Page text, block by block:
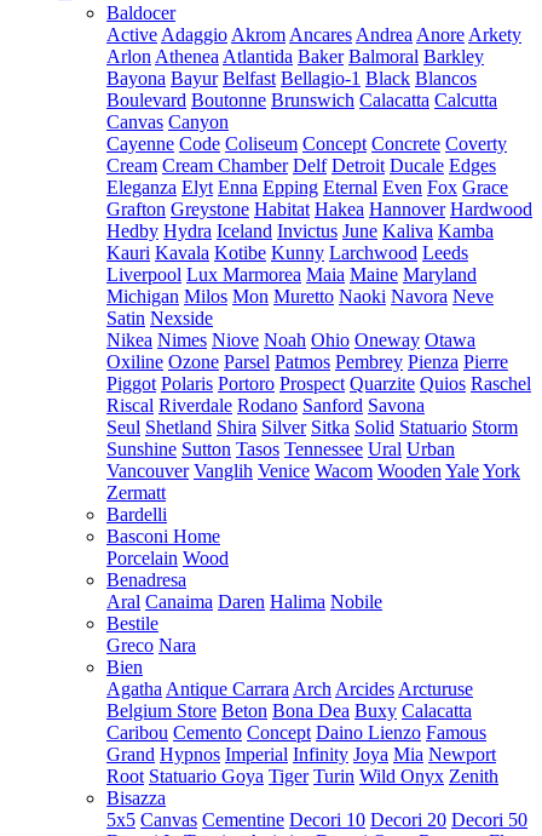
Baldocer
Active Adaggio Akrom Ancares Andrea Anore Arkety
Arlon Athenea Atlantida Baker Balmoral Barkley
Bayona Bayur Belfast Bellagio-1 Black Blancos
Boulevard Boutonne Brunswich Calacatta Calcutta
Canvas Canyon
Cayenne Code Coliseum Concept Concrete Coverty
Cream Cream Chamber Delf Detroit Ducale Edges
Eleganza Elyt Enna Epping Eternal Even Fox Grace
Grafton Greystone Habitat Hakea Hannover Hardwood
Hedby Hydra Iceland Invictus June Kaliva Kamba
Kauri Kavala Kotibe Kunny Larchwood Leeds
Liverpool Lux Marmorea Maia Maine Maryland
Michigan Milos Mon Muretto Naoki Navora Neve
Satin Nexside
Nikea Nimes Niove Noah Ohio Oneway Otawa
Oxiline Ozone Parsel Patmos Pembrey Pienza Pierre
Piggot Polaris Portoro Prospect Quarzite Quios Raschel
Riscal Riverdale Rodano Sanford Savona
Seul Shetland Shira Silver Sitka Solid Statuario Storm
Sunshine Sutton Tasos Tennessee Ural Urban
Vancouver Vanglih Venice Wacom Wooden YaleYork
Zermatt
Bardelli
Basconi Home
Porcelain Wood
Benadresa
Aral Canaima Daren Halima Nobile
Bestile
Greco Nara
Bien
Agatha Antique Carrara Arch Arcides Arcturuse
Belgium Store Beton Bona Dea Buxy Calacatta
Caribou Cemento Concept Daino Lienzo Famous
Grand Hypnos Imperial Infinity Joya Mia Newport
Root Statuario Goya Tiger Turin Wild Onyx Zenith
Bisazza
5x5 Canvas Cementine Decori 10 Decori 20 Decori 50